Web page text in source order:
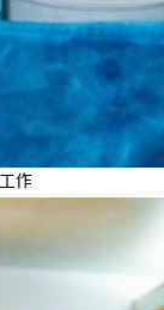
作